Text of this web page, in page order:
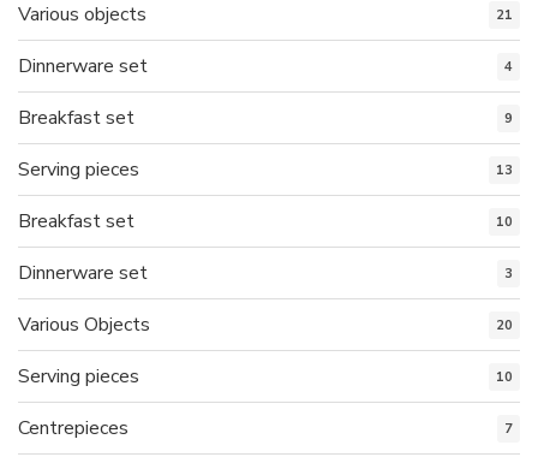
Various objects 21
Dinnerware set 4
Breakfast set 9
Serving pieces 13
Breakfast set 10
Dinnerware set 3
Various Objects 20
Serving pieces 10
Centrepieces 7